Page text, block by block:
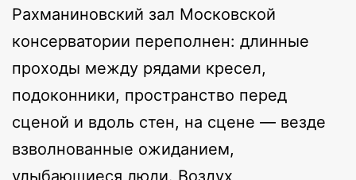
Рахманиновский зал Московской
консерватории переполнен: длинные
проходы между рядами кресел,
подоконники, пространство перед
сценой и вдоль стен, на сцене — везде
взволнованные ожиданием,